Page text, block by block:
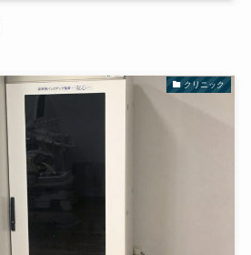
クリニック